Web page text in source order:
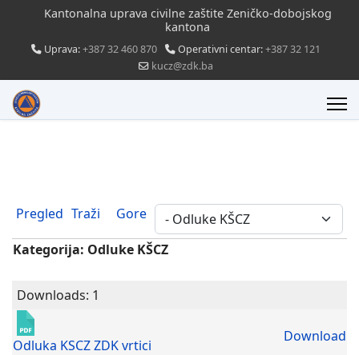
Kantonalna uprava civilne zaštite Zeničko-dobojskog
kantona
Uprava:+387 32 460 870 Operativni centar:+387 32 121
kucz@zdk.ba
Pregled Traži Gore
Kategorija: Odluke KŠCZ
Downloads: 1
Odluka KSCZ ZDK vrtici
Download